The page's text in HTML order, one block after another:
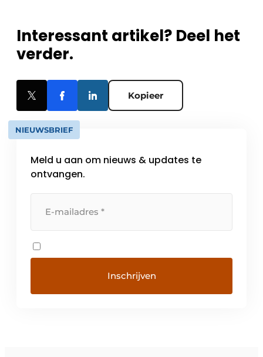
Interessant artikel? Deel het
verder.
Kopieer
NIEUWSBRIEF
Meld u aan om nieuws & updates te
ontvangen.